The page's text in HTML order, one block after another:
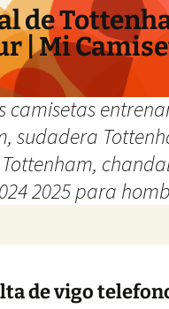
de
| Mi
camisetas
sudadera
2025 para
de vigo